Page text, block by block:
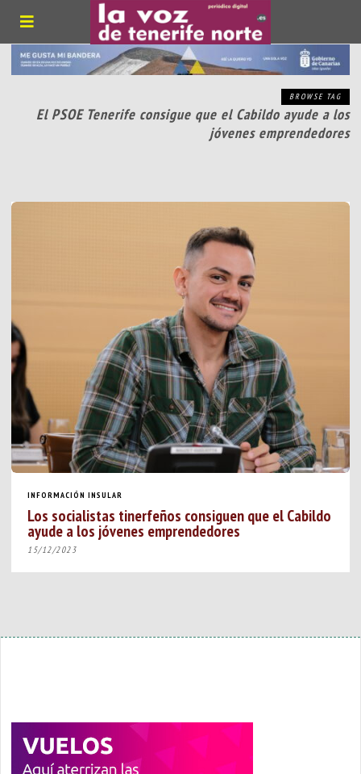
BROWSE TAG
El PSOE Tenerife consigue que el Cabildo ayude a los
jóvenes emprendedores
INFORMACIÓN INSULAR
Los socialistas tinerfeños consiguen que el Cabildo
ayude a los jóvenes emprendedores
15/12/2023